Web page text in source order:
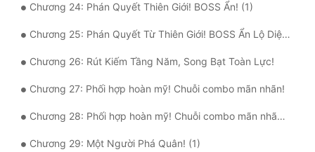
Cẩu Đạo Trường Sinh
Ngự Thú
Truyện Nam
Truyện Nữ
Vô Địch Lưu
Chương 24: Phán Quyết Thiên Giới! BOSS Ẩn! (1)
Chương 25: Phán Quyết Từ Thiên Giới! BOSS Ẩn Lộ Diện! (2)
Chương 26: Rút Kiếm Tầng Năm, Song Bạt Toàn Lực!
Chương 27: Phối hợp hoàn mỹ! Chuỗi combo mãn nhãn!
Chương 28: Phối hợp hoàn mỹ! Chuỗi combo mãn nhãn! (2)
Chương 29: Một Người Phá Quân! (1)